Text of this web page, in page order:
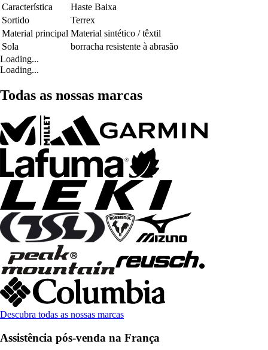
Característica
Haste Baixa
Sortido
Terrex
Material principal Material sintético / têxtil
Sola
borracha resistente à abrasão
Loading...
Loading...
Todas as nossas marcas
Descubra todas as nossas marcas
Assistência pós-venda na França